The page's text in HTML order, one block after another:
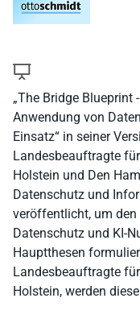
„The Bridge Blueprint
Anwendung von
Einsatz“ in seiner
Landesbeauftragte
Holstein und Den
Datenschutz und
veröffentlicht, um
Datenschutz und KI-
Hauptthesen
Landesbeauftragte
Holstein, werden